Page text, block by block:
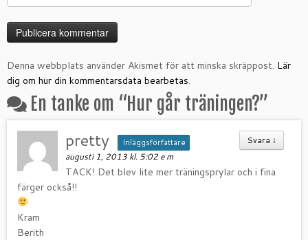
Denna webbplats använder Akismet för att minska skräppost. Lär
dig om hur din kommentarsdata bearbetas.
En tanke om “Hur går träningen?”
Svara ↓
pretty Inläggsförfattare
augusti 1, 2013 kl. 5:02 e m
TACK! Det blev lite mer träningsprylar och i fina
färger också!!
Kram
Berith